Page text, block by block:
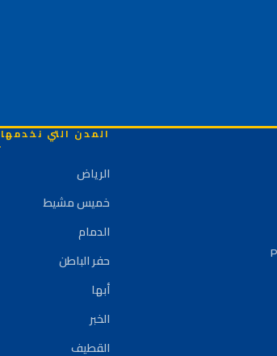
المدن التي نخدمها
الرياض
خميس مشيط
الدمام
حفر الباطن
أبها
الخبر
القطيف